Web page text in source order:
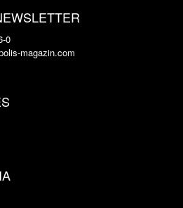
0
magazin.com